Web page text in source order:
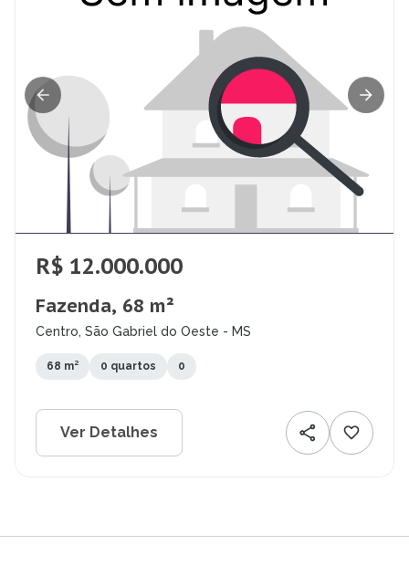
R$ 12.000.000
Fazenda, 68 m²
Centro, São Gabriel do Oeste - MS
68 m² 0 quartos 0
Ver Detalhes